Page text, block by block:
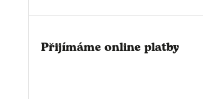
Přijímáme online platby